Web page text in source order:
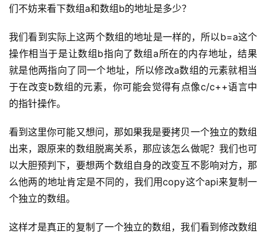
实
群
运
营
记
录
经
教
程
们不妨来看下数组a和数组b的地址是多少？
我们看到实际上这两个数组的地址是一样的，所以b=a这个
操作相当于是让数组b指向了数组a所在的内存地址，结果
就是他两指向了同一个地址，所以修改a数组的元素就相当
于在改变b数组的元素，你可能会觉得有点像c/c++语言中
的指针操作。
看到这里你可能又想问，那如果我是要拷贝一个独立的数组
出来，跟原来的数组脱离关系，那应该怎么做呢？我们也可
以大胆预判下，要想两个数组自身的改变互不影响对方，那
么他两的地址肯定是不同的，我们用copy这个api来复制一
个独立的数组。
这样才是真正的复制了一个独立的数组，我们看到修改数组